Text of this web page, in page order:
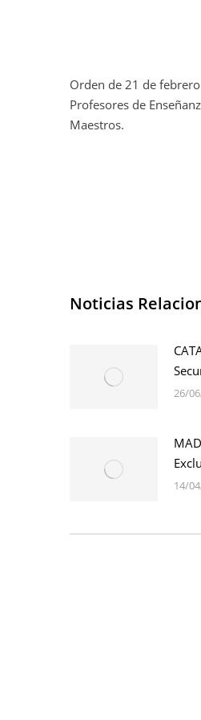
Orden de 21 de
Profesores de
Maestros.
Noticias
26/
14/